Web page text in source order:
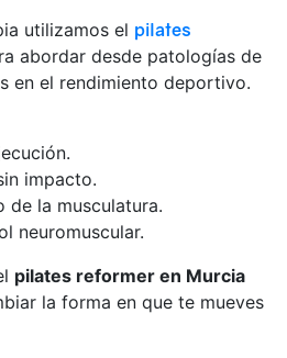
utilizamos el pilates
abordar desde patologías de
en el rendimiento deportivo.
impacto.
de la musculatura.
neuromuscular.
pilates reformer en Murcia
la forma en que te mueves